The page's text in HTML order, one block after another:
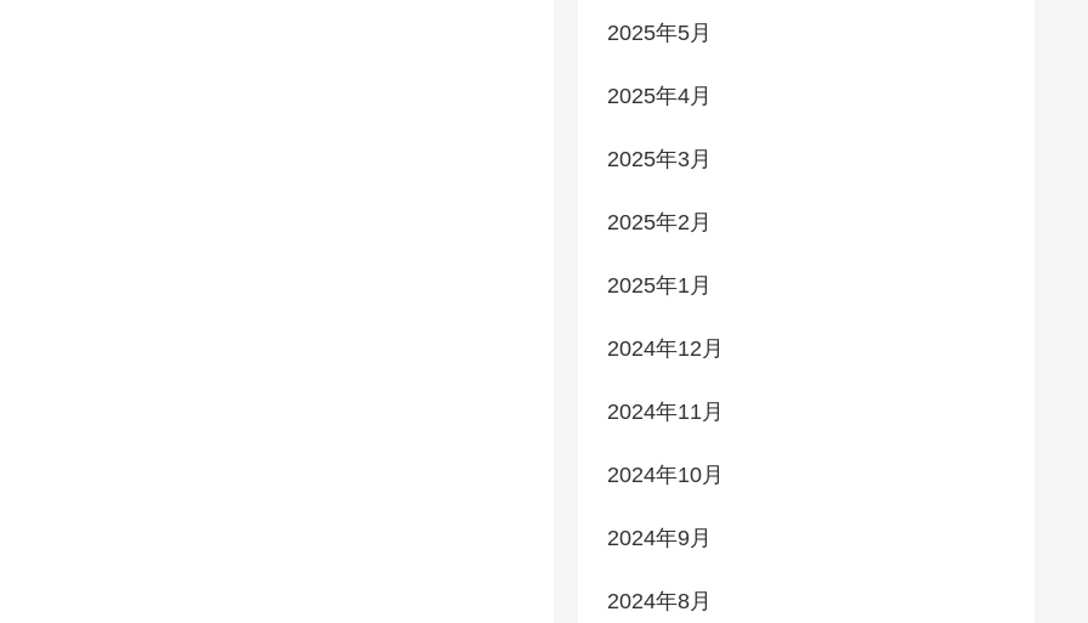
2025年5月
2025年4月
2025年3月
2025年2月
2025年1月
2024年12月
2024年11月
2024年10月
2024年9月
2024年8月